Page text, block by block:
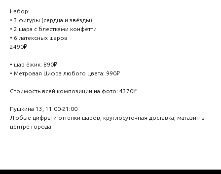
Набор:
• 3 фигуры (сердца и звёзды)
• 2 шара с блестками конфетти
• 6 латексных шаров
2490₽
• шар ёжик: 890₽
• Метровая Цифра любого цвета: 990₽
Стоимость всей композиции на фото: 4370₽
Пушкина 13, 11:00-21:00
Любые цифры и оттенки шаров, круглосуточная доставка, магазин в
центре города